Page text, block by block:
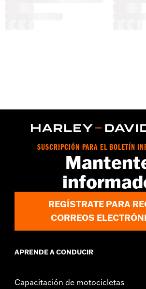
SUSCRIPCIÓN PARA EL BOLETÍN
REGÍSTRATE PARA
CORREOS
APRENDE A CONDUCIR
Capacitación de motocicletas